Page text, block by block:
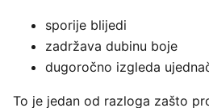
sporije blijedi
zadržava dubinu boje
dugoročno izgleda
To je jedan od razloga zašto